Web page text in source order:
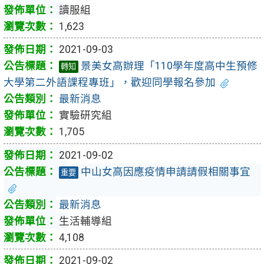
讀服組
1,623
2021-09-03
轉知
景美女高辦理「110學年度高中生預修
大學第二外語課程專班」，歡迎同學報名參加
最新消息
實驗研究組
1,705
2021-09-02
重要 中山女高因應疫情申請請假相關事宜
最新消息
生活輔導組
4,108
2021-09-02